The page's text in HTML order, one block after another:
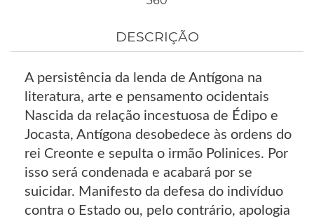
DESCRIÇÃO
A persistência da lenda de Antígona na
literatura, arte e pensamento ocidentais
Nascida da relação incestuosa de Édipo e
Jocasta, Antígona desobedece às ordens do
rei Creonte e sepulta o irmão Polinices. Por
isso será condenada e acabará por se
suicidar. Manifesto da defesa do indivíduo
contra o Estado ou, pelo contrário, apologia